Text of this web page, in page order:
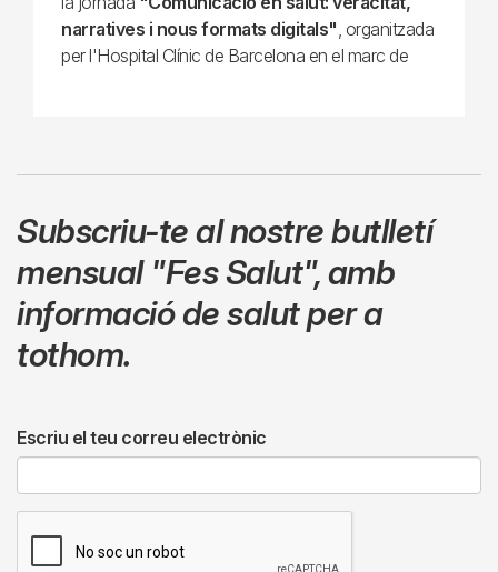
narratives i nous formats digitals" , organitzada
per l'Hospital Clínic de Barcelona en el marc de
Subscriu-te al nostre butlletí
mensual "Fes Salut",amb
informació de salut per a
tothom.
Escriu el teu correu electrònic